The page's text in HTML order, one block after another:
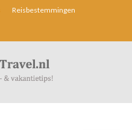
Reisbestemmingen